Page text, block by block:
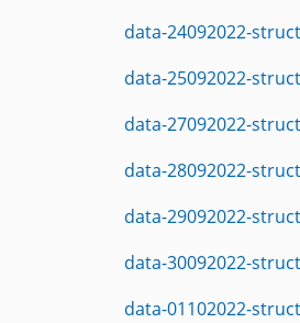
data-24092022-
data-25092022-
data-27092022-
data-28092022-
data-29092022-
data-30092022-
data-01102022-